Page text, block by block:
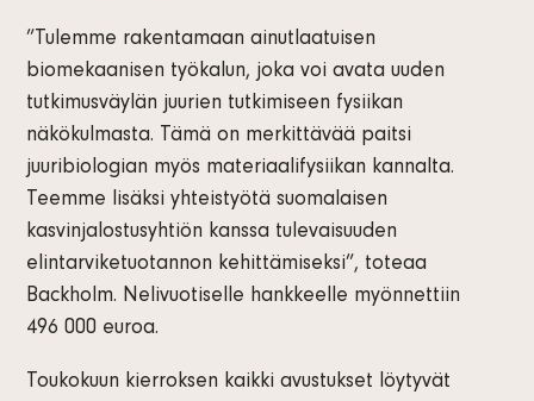
”Tulemme rakentamaan ainutlaatuisen
biomekaanisen työkalun, joka voi avata uuden
tutkimusväylän juurien tutkimiseen fysiikan
näkökulmasta. Tämä on merkittävää paitsi
juuribiologian myös materiaalifysiikan kannalta.
Teemme lisäksi yhteistyötä suomalaisen
kasvinjalostusyhtiön kanssa tulevaisuuden
elintarviketuotannon kehittämiseksi”, toteaa
Backholm. Nelivuotiselle hankkeelle myönnettiin
496 000 euroa.
Toukokuun kierroksen kaikki avustukset löytyvät